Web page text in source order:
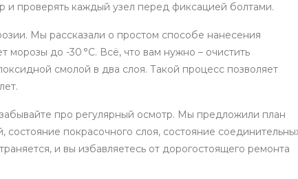
и проверять каждый узел перед фиксацией болтами.
Мы рассказали о простом способе нанесения
до -30 °C. Всё, что вам нужно – очистить
смолой в два слоя. Такой процесс позволяет
забывайте про регулярный осмотр. Мы предложили план
состояние покрасочного слоя, состояние
и вы избавляетесь от дорогостоящего ремонта